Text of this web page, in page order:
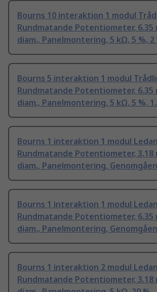
Bourns 10 interaktion 1 modul
Rundmatande Potentiometer, 6.35
diam., Panelmontering, 5 kΩ, 5 %, 2
Bourns 5 interaktion 1 modul
Rundmatande Potentiometer, 6.35
diam., Panelmontering, 5 kΩ, 5 %,
Bourns 1 interaktion 1 modul
Rundmatande Potentiometer, 3.18
diam., Panelmontering,
Bourns 1 interaktion 1 modul
Rundmatande Potentiometer, 6.35
diam., Panelmontering,
Bourns 1 interaktion 2 modul
Rundmatande Potentiometer, 3.18